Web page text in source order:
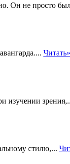
Он не просто
Читать»
изучении
стилю,...